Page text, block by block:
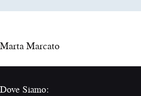
Marta Marcato
Dove Siamo: